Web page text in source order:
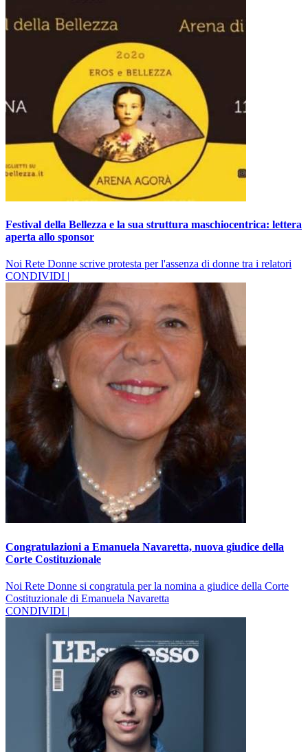
Festival della Bellezza e la sua struttura maschiocentrica: lettera
aperta allo sponsor
Noi Rete Donne scrive protesta per l'assenza di donne tra i relatori
CONDIVIDI |
Congratulazioni a Emanuela Navaretta, nuova giudice della
Corte Costituzionale
Noi Rete Donne si congratula per la nomina a giudice della Corte
Costituzionale di Emanuela Navaretta
CONDIVIDI |